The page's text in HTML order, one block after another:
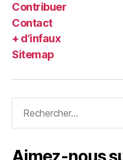
Contribuer
Contact
+ d’infaux
Sitemap